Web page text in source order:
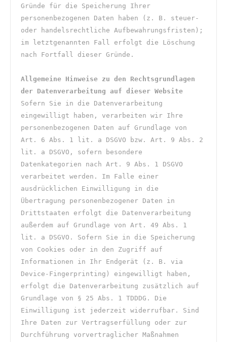
Gründe für die Speicherung Ihrer
personenbezogenen Daten haben (z. B. steuer-
oder handelsrechtliche Aufbewahrungsfristen);
im letztgenannten Fall erfolgt die Löschung
nach Fortfall dieser Gründe.
Allgemeine Hinweise zu den Rechtsgrundlagen
der Datenverarbeitung auf dieser Website
Sofern Sie in die Datenverarbeitung
eingewilligt haben, verarbeiten wir Ihre
personenbezogenen Daten auf Grundlage von
Art. 6 Abs. 1 lit. a DSGVO bzw. Art. 9 Abs. 2
lit. a DSGVO, sofern besondere
Datenkategorien nach Art. 9 Abs. 1 DSGVO
verarbeitet werden. Im Falle einer
ausdrücklichen Einwilligung in die
Übertragung personenbezogener Daten in
Drittstaaten erfolgt die Datenverarbeitung
außerdem auf Grundlage von Art. 49 Abs. 1
lit. a DSGVO. Sofern Sie in die Speicherung
von Cookies oder in den Zugriff auf
Informationen in Ihr Endgerät (z. B. via
Device-Fingerprinting) eingewilligt haben,
erfolgt die Datenverarbeitung zusätzlich auf
Grundlage von § 25 Abs. 1 TDDDG. Die
Einwilligung ist jederzeit widerrufbar. Sind
Ihre Daten zur Vertragserfüllung oder zur
Durchführung vorvertraglicher Maßnahmen